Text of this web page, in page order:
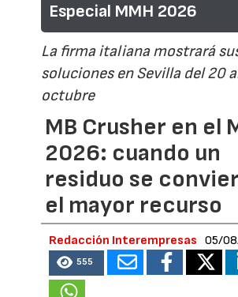
Especial MMH 2026
La firma italiana mostrará
soluciones en Sevilla del 20
octubre
MB Crusher en el
2026: cuando un
residuo se
el mayor recurso
Redacción Interempresas 05/
555